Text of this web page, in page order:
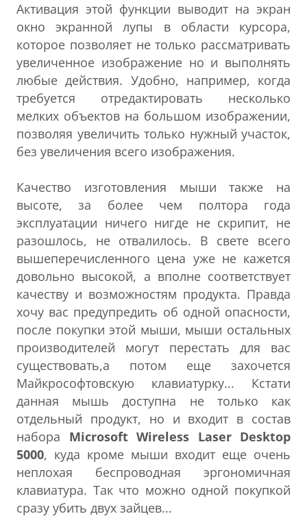
Активация этой функции выводит на экран
окно экранной лупы в области курсора,
которое позволяет не только рассматривать
увеличенное изображение но и выполнять
любые действия. Удобно, например, когда
требуется отредактировать несколько
мелких объектов на большом изображении,
позволяя увеличить только нужный участок,
без увеличения всего изображения.
Качество изготовления мыши также на
высоте, за более чем полтора года
эксплуатации ничего нигде не скрипит, не
разошлось, не отвалилось. В свете всего
вышеперечисленного цена уже не кажется
довольно высокой, а вполне соответствует
качеству и возможностям продукта. Правда
хочу вас предупредить об одной опасности,
после покупки этой мыши, мыши остальных
производителей могут перестать для вас
существовать,а потом еще захочется
Майкрософтовскую клавиатурку... Кстати
данная мышь доступна не только как
отдельный продукт, но и входит в состав
набора Microsoft Wireless Laser Desktop
5000, куда кроме мыши входит еще очень
неплохая беспроводная эргономичная
клавиатура. Так что можно одной покупкой
сразу убить двух зайцев...